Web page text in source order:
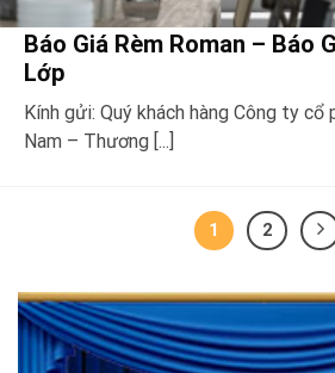
Báo Giá Rèm Roman – Báo
Lớp
Kính gửi: Quý khách hàng Công ty cổ
Nam – Thương [...]
1 2